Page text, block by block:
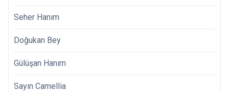
Seher Hanım
Doğukan Bey
Gülüşan Hanım
Sayın Camellia